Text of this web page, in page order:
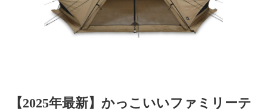
【2025年最新】かっこいいファミリーテ